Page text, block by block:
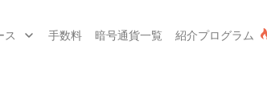
ス 手数料 暗号通貨一覧 紹介プログラム